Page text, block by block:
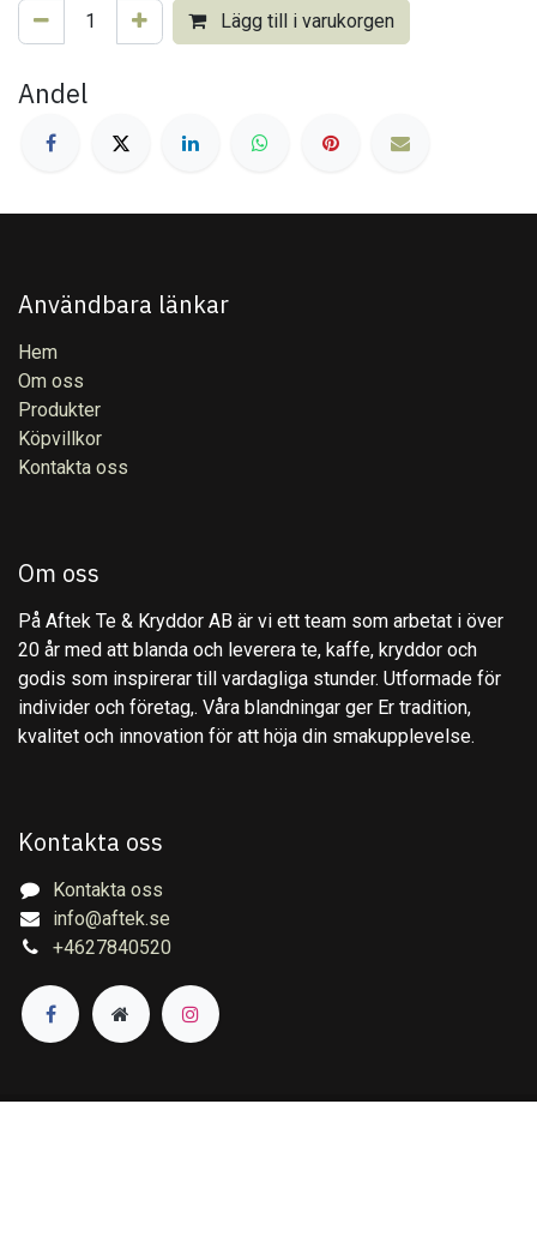
Lägg till i varukorgen
Andel
Användbara länkar
Hem
Om oss
Produkter
Köpvillkor
Kontakta oss
Om oss
På Aftek Te & Kryddor AB är vi ett team som arbetat i över
20 år med att blanda och leverera te, kaffe, kryddor och
godis som inspirerar till vardagliga stunder. Utformade för
individer och företag,. Våra blandningar ger Er tradition,
kvalitet och innovation för att höja din smakupplevelse.
Kontakta oss
Kontakta oss
info@aftek.se
+4627840520